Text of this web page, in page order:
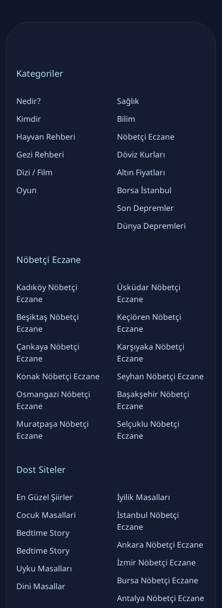
Kategoriler
Nedir?
Kimdir
Hayvan Rehberi
Gezi Rehberi
Dizi / Film
Oyun
Sağlık
Bilim
Nöbetçi Eczane
Döviz Kurları
Altın Fiyatları
Borsa İstanbul
Son Depremler
Dünya Depremleri
Nöbetçi Eczane
Kadıköy Nöbetçi
Eczane
Beşiktaş Nöbetçi
Eczane
Çankaya Nöbetçi
Eczane
Konak Nöbetçi Eczane
Osmangazi Nöbetçi
Eczane
Muratpaşa Nöbetçi
Eczane
Üsküdar Nöbetçi
Eczane
Keçiören Nöbetçi
Eczane
Karşıyaka Nöbetçi
Eczane
Seyhan Nöbetçi Eczane
Başakşehir Nöbetçi
Eczane
Selçuklu Nöbetçi
Eczane
Dost Siteler
En Güzel Şiirler
Cocuk Masallari
Bedtime Story
Bedtime Story
Uyku Masalları
Dini Masallar
İyilik Masalları
İstanbul Nöbetçi
Eczane
Ankara Nöbetçi Eczane
İzmir Nöbetçi Eczane
Bursa Nöbetçi Eczane
Antalya Nöbetçi Eczane